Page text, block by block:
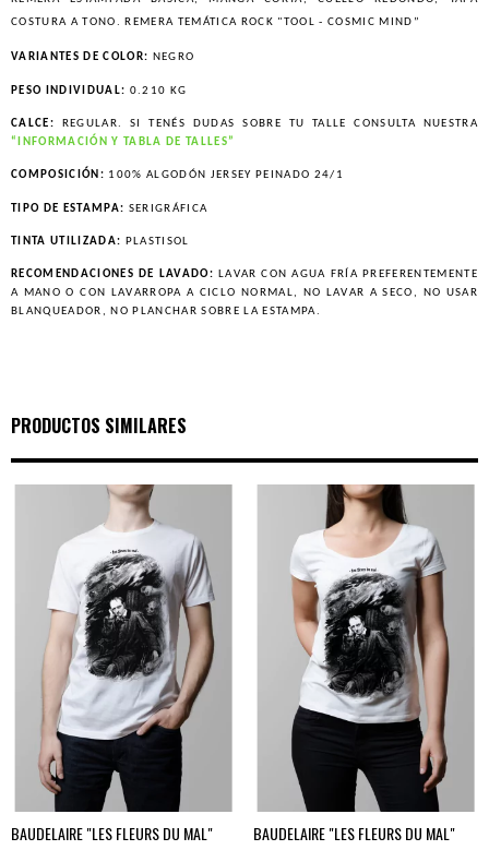
COSTURA A TONO. REMERA TEMÁTICA ROCK "TOOL - COSMIC MIND”
VARIANTES DE COLOR: NEGRO
PESO INDIVIDUAL: 0.210 KG
CALCE: REGULAR. SI TENÉS DUDAS SOBRE TU TALLE CONSULTA NUESTRA
“INFORMACIÓN Y TABLA DE TALLES”
COMPOSICIÓN: 100% ALGODÓN JERSEY PEINADO 24/1
TIPO DE ESTAMPA: SERIGRÁFICA
TINTA UTILIZADA: PLASTISOL
RECOMENDACIONES DE LAVADO: LAVAR CON AGUA FRÍA PREFERENTEMENTE
A MANO O CON LAVARROPA A CICLO NORMAL, NO LAVAR A SECO, NO USAR
BLANQUEADOR, NO PLANCHAR SOBRE LA ESTAMPA.
PRODUCTOS SIMILARES
BAUDELAIRE "LES FLEURS DU MAL"
BAUDELAIRE "LES FLEURS DU MAL"